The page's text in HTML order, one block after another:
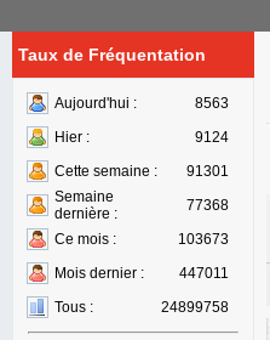
Taux de Fréquentation
Aujourd'hui :
8563
Hier :
9124
Cette semaine :
91301
Semaine
dernière :
77368
Ce mois :
103673
Mois dernier :
447011
Tous :
24899758